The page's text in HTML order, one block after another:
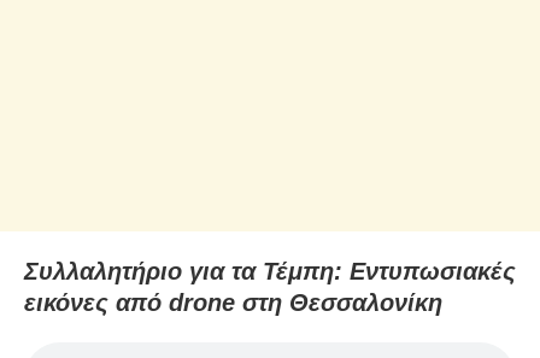
Συλλαλητήριο για τα Τέμπη: Εντυπωσιακές
εικόνες από drone στη Θεσσαλονίκη